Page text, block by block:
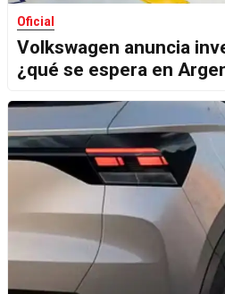
Oficial
Volkswagen anuncia
¿qué se espera en